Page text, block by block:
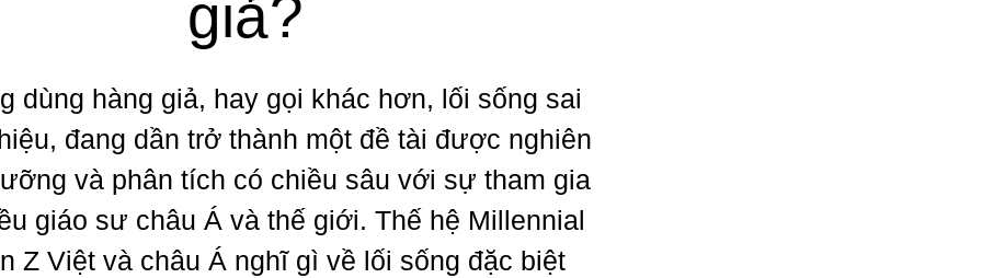
giả?
dùng hàng giả, hay gọi khác hơn, lối sống sai
đang dần trở thành một đề tài được nghiên
và phân tích có chiều sâu với sự tham gia
giáo sư châu Á và thế giới. Thế hệ Millennial
Z Việt và châu Á nghĩ gì về lối sống đặc biệt